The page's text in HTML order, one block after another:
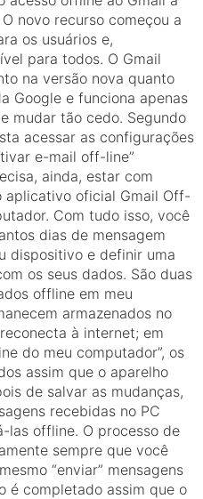
novo recurso começou a
os usuários e,
para todos. O Gmail
na versão nova quanto
Google e funciona apenas
mudar tão cedo. Segundo
acessar as configurações
e-mail off-line”
ainda, estar com
aplicativo oficial Gmail Off-
Com tudo isso, você
dias de mensagem
dispositivo e definir uma
os seus dados. São duas
offline em meu
armazenados no
à internet; em
do meu computador”, os
assim que o aparelho
de salvar as mudanças,
recebidas no PC
las offline. O processo de
sempre que você
“enviar” mensagens
é completado assim que o